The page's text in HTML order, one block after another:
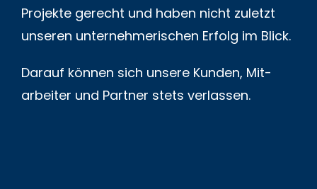
Projekte gerecht und haben nicht zuletzt
unseren unter­nehme­rischen Erfolg im Blick.
Darauf können sich unsere Kunden, Mit­
arbeiter und Partner stets verlassen.